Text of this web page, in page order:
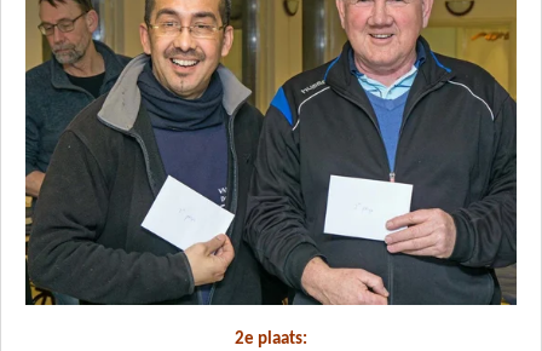
2e plaats: